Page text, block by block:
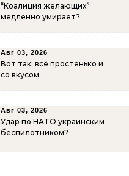
“Коалиция желающих”
медленно умирает?
Авг 03, 2026
Вот так: всё простенько и
со вкусом
Авг 03, 2026
Удар по НАТО украинским
беспилотником?